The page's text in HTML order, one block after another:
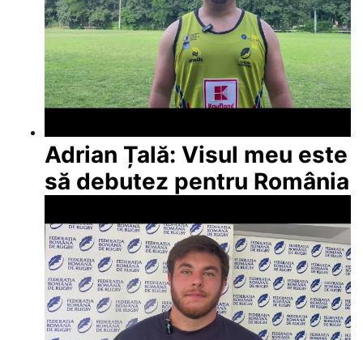
Adrian Țală: Visul meu este
să debutez pentru România